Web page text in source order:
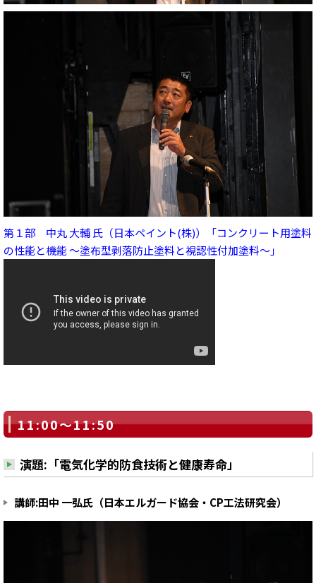
第１部 中丸 大輔 氏（日本ペイント(株)）「コンクリート用塗料
の性能と機能 ～塗布型剥落防止塗料と視認性付加塗料～」
11:00～11:50
演題:「電気化学的防食技術と健康寿命」
講師:田中 一弘氏（日本エルガード協会・CP工法研究会）